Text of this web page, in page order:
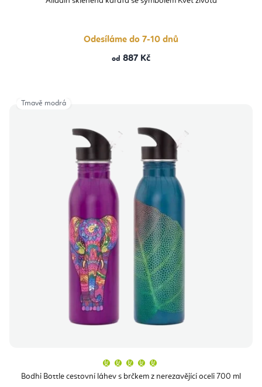
je
hvězdiček.
Odesíláme do 7-10 dnů
od 887 Kč
Bodhi Bottle cestovní láhev s brčkem z nerezavějící oceli 700 ml
produktu
je
Tmavě modrá